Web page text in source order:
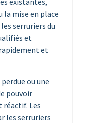
la mise en place
serruriers du
et
et
ou une
pouvoir
réactif. Les
les serruriers